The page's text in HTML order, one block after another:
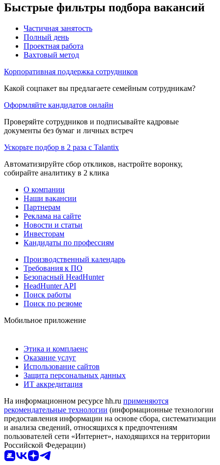
Быстрые фильтры подбора вакансий
Частичная занятость
Полный день
Проектная работа
Вахтовый метод
Корпоративная поддержка сотрудников
Какой соцпакет вы предлагаете семейным сотрудникам?
Оформляйте кандидатов онлайн
Проверяйте сотрудников и подписывайте кадровые
документы без бумаг и личных встреч
Ускорьте подбор в 2 раза с Talantix
Автоматизируйте сбор откликов, настройте воронку,
собирайте аналитику в 2 клика
О компании
Наши вакансии
Партнерам
Реклама на сайте
Новости и статьи
Инвесторам
Кандидаты по профессиям
Производственный календарь
Требования к ПО
Безопасный HeadHunter
HeadHunter API
Поиск работы
Поиск по резюме
Мобильное приложение
Этика и комплаенс
Оказание услуг
Использование сайтов
Защита персональных данных
ИТ аккредитация
На информационном ресурсе hh.ru применяются
рекомендательные технологии (информационные технологии
предоставления информации на основе сбора, систематизации
и анализа сведений, относящихся к предпочтениям
пользователей сети «Интернет», находящихся на территории
Российской Федерации)